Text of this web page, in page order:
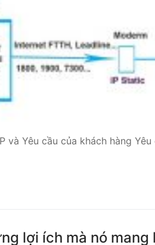
HOSTED PHONE SYSTEM
Tổng đài Yeastar Cloud
IPPBX FOR LARGE
VoIP GSM / 3G / 4G
và Yêu cầu của khách hàng
lợi ích mà nó